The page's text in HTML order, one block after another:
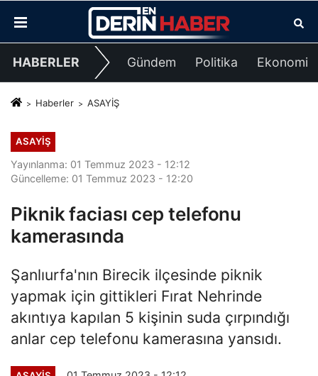
HABERLER Gündem Politika Ekonomi
Haberler ASAYİŞ
ASAYİŞ
Yayınlanma: 01 Temmuz 2023 - 12:12
Güncelleme: 01 Temmuz 2023 - 12:20
Piknik faciası cep telefonu
kamerasında
Şanlıurfa'nın Birecik ilçesinde piknik
yapmak için gittikleri Fırat Nehrinde
akıntıya kapılan 5 kişinin suda çırpındığı
anlar cep telefonu kamerasına yansıdı.